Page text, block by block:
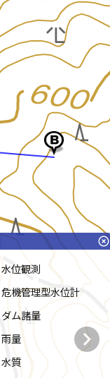
highlight_off
水位観測
危機管理型水位計
ダム諸量
雨量
水質
chevron_right